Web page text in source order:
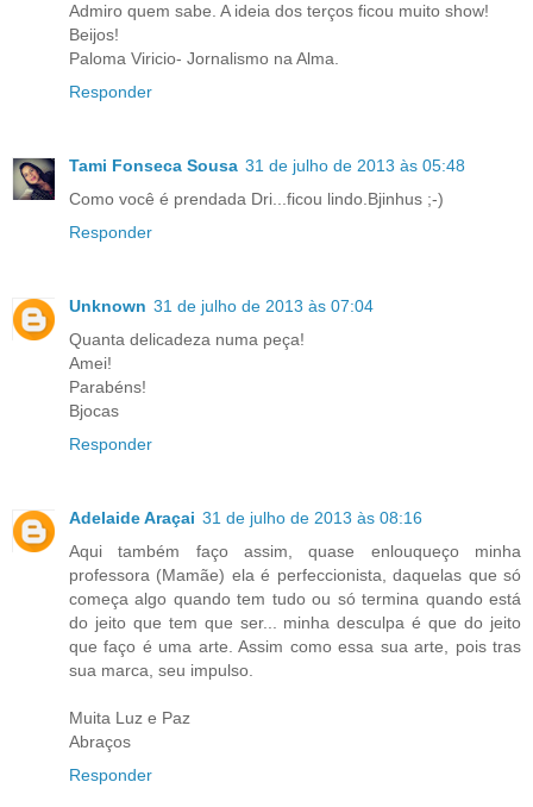
Admiro quem sabe. A ideia dos terços ficou muito show!
Beijos!
Paloma Viricio- Jornalismo na Alma.
Responder
Tami Fonseca Sousa 31 de julho de 2013 às 05:48
Como você é prendada Dri...ficou lindo.Bjinhus ;-)
Responder
Unknown 31 de julho de 2013 às 07:04
Quanta delicadeza numa peça!
Amei!
Parabéns!
Bjocas
Responder
Adelaide Araçai 31 de julho de 2013 às 08:16
Aqui também faço assim, quase enlouqueço minha
professora (Mamãe) ela é perfeccionista, daquelas que só
começa algo quando tem tudo ou só termina quando está
do jeito que tem que ser... minha desculpa é que do jeito
que faço é uma arte. Assim como essa sua arte, pois tras
sua marca, seu impulso.
Muita Luz e Paz
Abraços
Responder